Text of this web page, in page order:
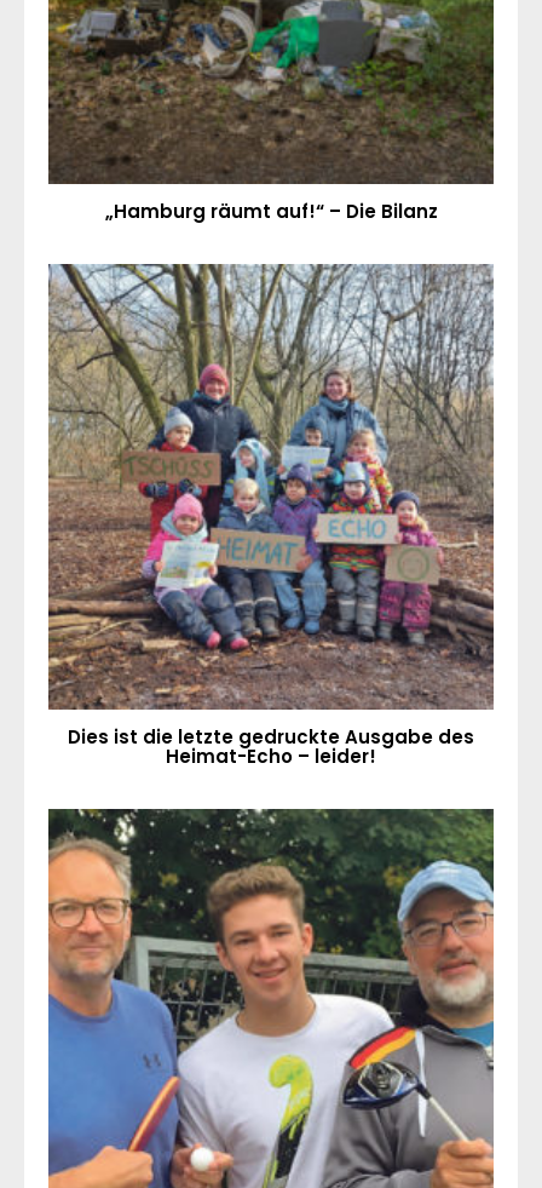
„Hamburg räumt auf!“ – Die Bilanz
Dies ist die letzte gedruckte Ausgabe des
Heimat-Echo – leider!